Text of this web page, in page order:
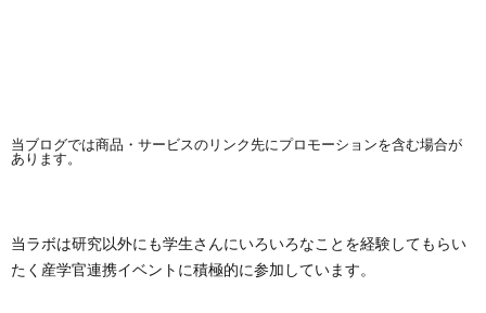
当ブログでは商品・サービスのリンク先にプロモーションを含む場合が
あります。
当ラボは研究以外にも学生さんにいろいろなことを経験してもらい
たく産学官連携イベントに積極的に参加しています。